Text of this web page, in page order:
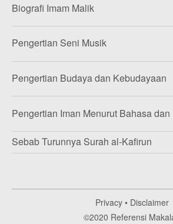
Biografi Imam Malik
Pengertian Seni Musik
Pengertian Budaya dan Kebudayaan
Pengertian Iman Menurut Bahasa dan
Sebab Turunnya Surah al-Kafirun
Privacy• Disclaimer
©2020 Referensi